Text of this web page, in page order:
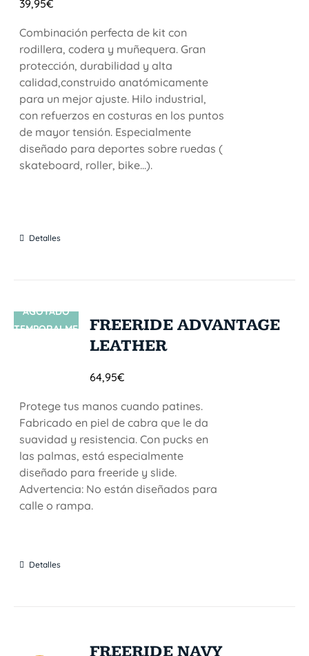
39,95€
Combinación perfecta de kit con
rodillera, codera y muñequera. Gran
protección, durabilidad y alta
calidad,construido anatómicamente
para un mejor ajuste. Hilo industrial,
con refuerzos en costuras en los puntos
de mayor tensión. Especialmente
diseñado para deportes sobre ruedas (
skateboard, roller, bike...).
Detalles
SIN STOCK
AGOTADO
TEMPORALME
FREERIDE ADVANTAGE
LEATHER
64,95€
Protege tus manos cuando patines.
Fabricado en piel de cabra que le da
suavidad y resistencia. Con pucks en
las palmas, está especialmente
diseñado para freeride y slide.
Advertencia: No están diseñados para
calle o rampa.
Detalles
FREERIDE NAVY